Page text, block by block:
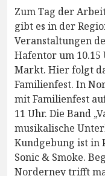
Zum Tag der
gibt es in der
Veranstaltungen
Hafentor um
Markt. Hier folgt
Familienfest. In
mit Familienfest
11 Uhr. Die Band
musikalische
Kundgebung ist in
Sonic & Smoke.
Norderney trifft